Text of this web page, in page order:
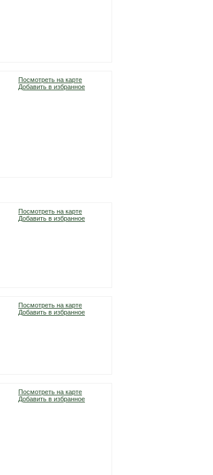
Посмотреть на карте
Добавить в избранное
Посмотреть на карте
Добавить в избранное
Посмотреть на карте
Добавить в избранное
Посмотреть на карте
Добавить в избранное